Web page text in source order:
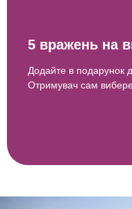
5 вражень на
Додайте в подарунок
Отримувач сам вибере